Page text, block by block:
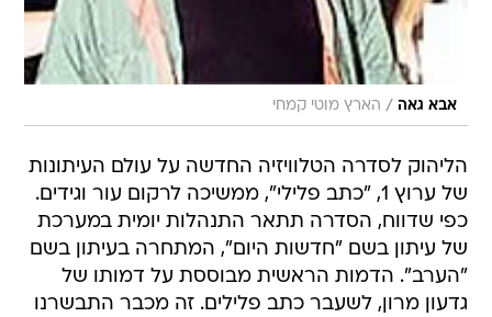
אבא גאה / הארץ מוטי קמחי
הליהוק לסדרה הטלוויזיה החדשה על עולם העיתונות
של ערוץ 1, "כתב פלילי", ממשיכה לרקום עור וגידים.
כפי שדווח, הסדרה תתאר התנהלות יומית במערכת
של עיתון בשם "חדשות היום", המתחרה בעיתון בשם
"הערב". הדמות הראשית מבוססת על דמותו של
גדעון מרון, לשעבר כתב פלילים. זה מכבר התבשרנו